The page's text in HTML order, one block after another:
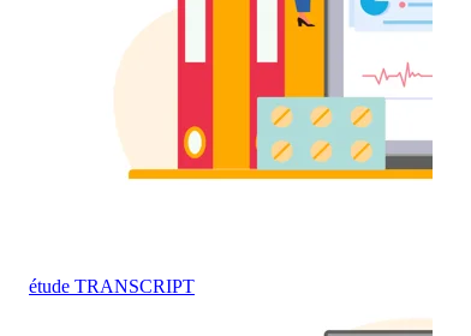
étude TRANSCRIPT